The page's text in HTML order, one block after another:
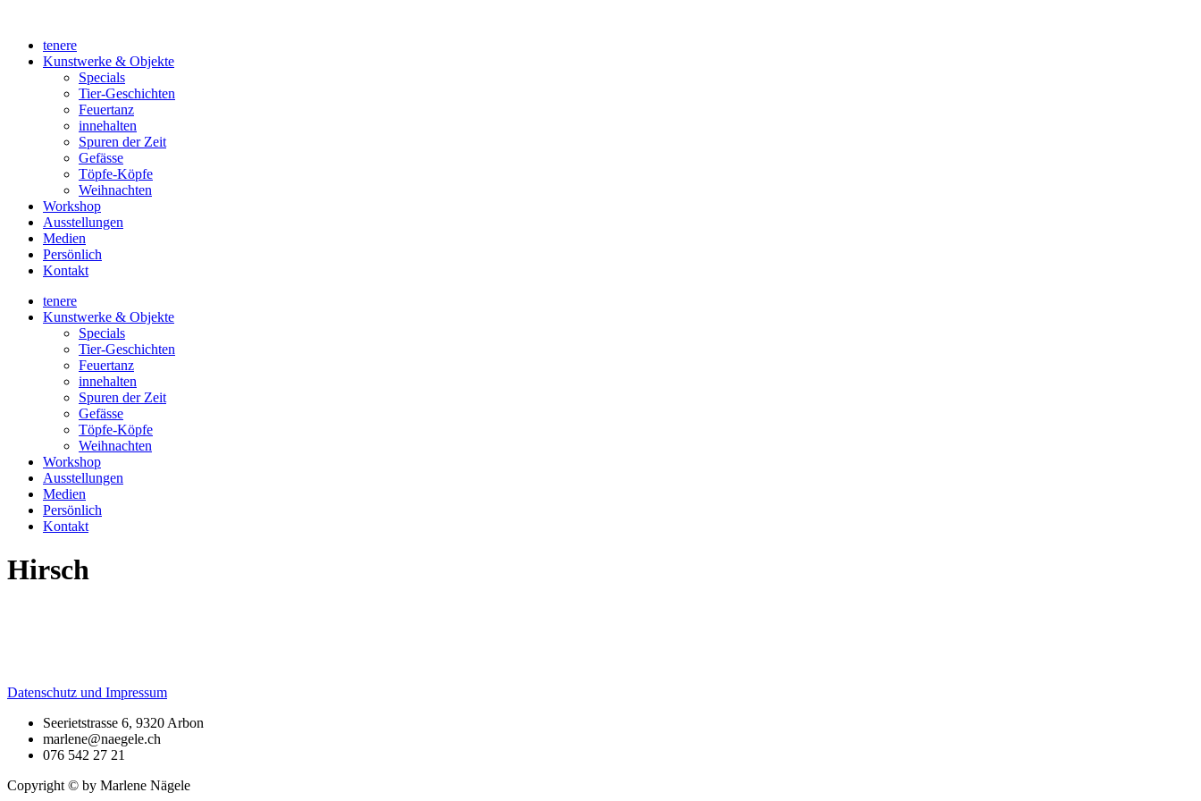
wechselntenere
Kunstwerke & Objekte
Specials
Tier-Geschichten
Feuertanz
innehalten
Spuren der Zeit
Gefässe
Töpfe-Köpfe
Weihnachten
Workshop
Ausstellungen
Medien
Persönlich
Kontakt
tenere
Kunstwerke & Objekte
Specials
Tier-Geschichten
Feuertanz
innehalten
Spuren der Zeit
Gefässe
Töpfe-Köpfe
Weihnachten
Workshop
Ausstellungen
Medien
Persönlich
Kontakt
Hirsch
Datenschutz und Impressum
Seerietstrasse 6, 9320 Arbon
marlene@naegele.ch
076 542 27 21
Copyright © by Marlene Nägele